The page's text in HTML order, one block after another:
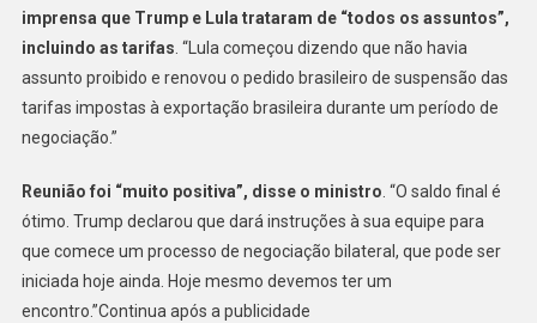
imprensa que Trump e Lula trataram de “todos os assuntos”,
incluindo as tarifas. “Lula começou dizendo que não havia
assunto proibido e renovou o pedido brasileiro de suspensão das
tarifas impostas à exportação brasileira durante um período de
negociação.”
Reunião foi “muito positiva”, disse o ministro. “O saldo final é
ótimo. Trump declarou que dará instruções à sua equipe para
que comece um processo de negociação bilateral, que pode ser
iniciada hoje ainda. Hoje mesmo devemos ter um
encontro.”Continua após a publicidade